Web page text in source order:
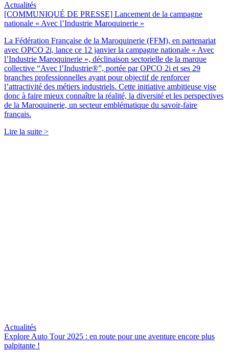
Actualités
[COMMUNIQUÉ DE PRESSE] Lancement de la campagne
nationale « Avec l’Industrie Maroquinerie »
La Fédération Française de la Maroquinerie (FFM), en partenariat
avec OPCO 2i, lance ce 12 janvier la campagne nationale « Avec
l’Industrie Maroquinerie », déclinaison sectorielle de la marque
collective “Avec l’Industrie®”, portée par OPCO 2i et ses 29
branches professionnelles ayant pour objectif de renforcer
l’attractivité des métiers industriels. Cette initiative ambitieuse vise
donc à faire mieux connaître la réalité, la diversité et les perspectives
de la Maroquinerie, un secteur emblématique du savoir-faire
français.
Lire la suite >
Actualités
Explore Auto Tour 2025 : en route pour une aventure encore plus
palpitante !